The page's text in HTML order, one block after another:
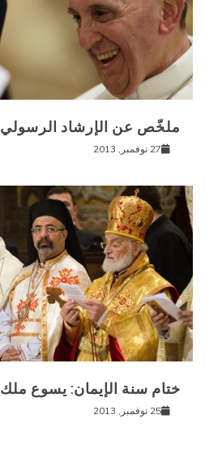
ملخّص عن الإرشاد الرسولي
27 نوفمبر, 2013
ختام سنة الإيمان: يسوع
25 نوفمبر, 2013